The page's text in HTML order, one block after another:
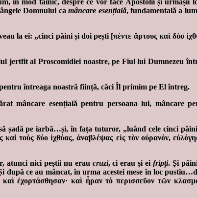
Domnului camâncare esențială, fundamentală a
la ei: „cinci pâini și doi pești [πέντε ἄρτους καὶ δύο
al Proscomidiei noastre, pe Fiul lui Dumnezeu
întreaga noastră ființă, căci Îl primim pe El întreg.
mâncare esențială pentru persoana lui, mâncare
șadă pe iarbă…și, în fața tuturor, „luând cele cinci
δύο ἰχθύας, ἀναβλέψας εἰς τὸν οὐρανόν,
atunci nici peștii nu erau cruzi, ci erau și ei fripți. Și
după ce au mâncat, în urma acestei mese în loc
ἐχορτάσθησαν· καὶ ἦραν τὸ περισσεῦον τῶν